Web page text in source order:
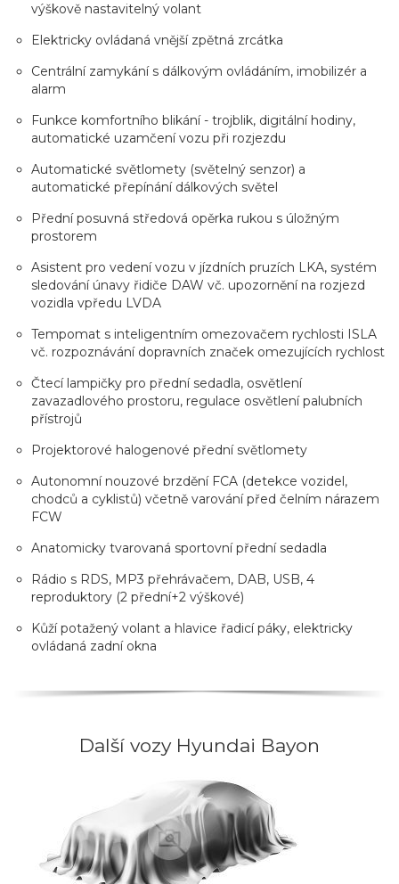
výškově nastavitelný volant
Elektricky ovládaná vnější zpětná zrcátka
Centrální zamykání s dálkovým ovládáním, imobilizér a
alarm
Funkce komfortního blikání - trojblik, digitální hodiny,
automatické uzamčení vozu při rozjezdu
Automatické světlomety (světelný senzor) a
automatické přepínání dálkových světel
Přední posuvná středová opěrka rukou s úložným
prostorem
Asistent pro vedení vozu v jízdních pruzích LKA, systém
sledování únavy řidiče DAW vč. upozornění na rozjezd
vozidla vpředu LVDA
Tempomat s inteligentním omezovačem rychlosti ISLA
vč. rozpoznávání dopravních značek omezujících rychlost
Čtecí lampičky pro přední sedadla, osvětlení
zavazadlového prostoru, regulace osvětlení palubních
přístrojů
Projektorové halogenové přední světlomety
Autonomní nouzové brzdění FCA (detekce vozidel,
chodců a cyklistů) včetně varování před čelním nárazem
FCW
Anatomicky tvarovaná sportovní přední sedadla
Rádio s RDS, MP3 přehrávačem, DAB, USB, 4
reproduktory (2 přední+2 výškové)
Kůží potažený volant a hlavice řadicí páky, elektricky
ovládaná zadní okna
Další vozy Hyundai Bayon